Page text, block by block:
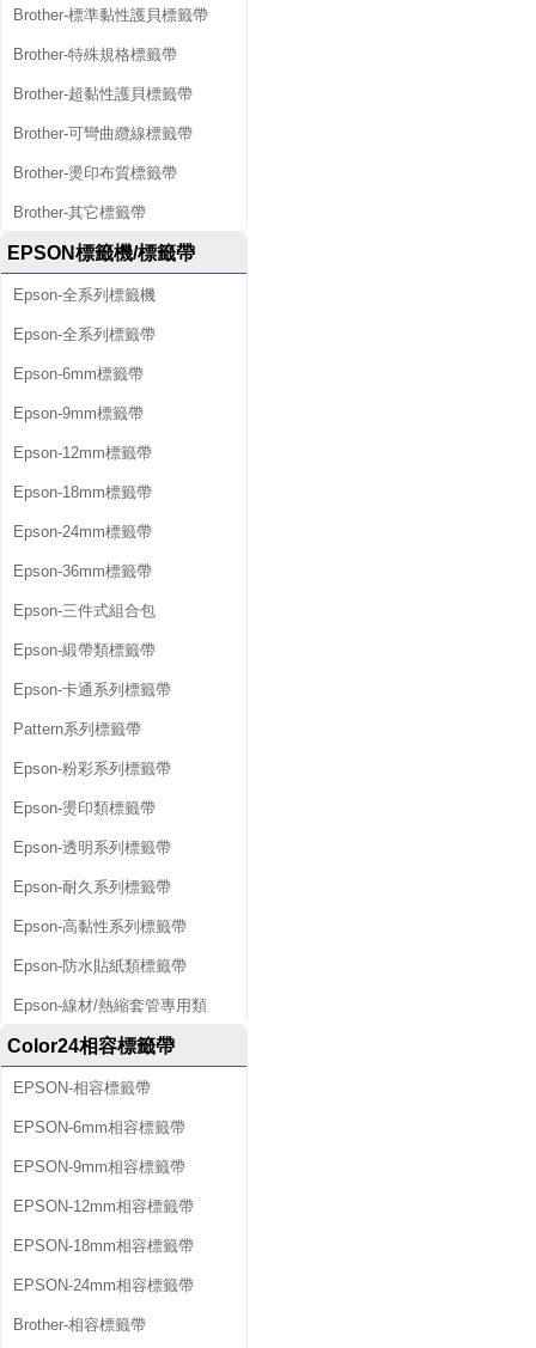
Brother-標準黏性護貝標籤帶
Brother-特殊規格標籤帶
Brother-超黏性護貝標籤帶
Brother-可彎曲纜線標籤帶
Brother-燙印布質標籤帶
Brother-其它標籤帶
EPSON標籤機/標籤帶
Epson-全系列標籤機
Epson-全系列標籤帶
Epson-6mm標籤帶
Epson-9mm標籤帶
Epson-12mm標籤帶
Epson-18mm標籤帶
Epson-24mm標籤帶
Epson-36mm標籤帶
Epson-三件式組合包
Epson-緞帶類標籤帶
Epson-卡通系列標籤帶
Pattern系列標籤帶
Epson-粉彩系列標籤帶
Epson-燙印類標籤帶
Epson-透明系列標籤帶
Epson-耐久系列標籤帶
Epson-高黏性系列標籤帶
Epson-防水貼紙類標籤帶
Epson-線材/熱縮套管專用類
Color24相容標籤帶
EPSON-相容標籤帶
EPSON-6mm相容標籤帶
EPSON-9mm相容標籤帶
EPSON-12mm相容標籤帶
EPSON-18mm相容標籤帶
EPSON-24mm相容標籤帶
Brother-相容標籤帶